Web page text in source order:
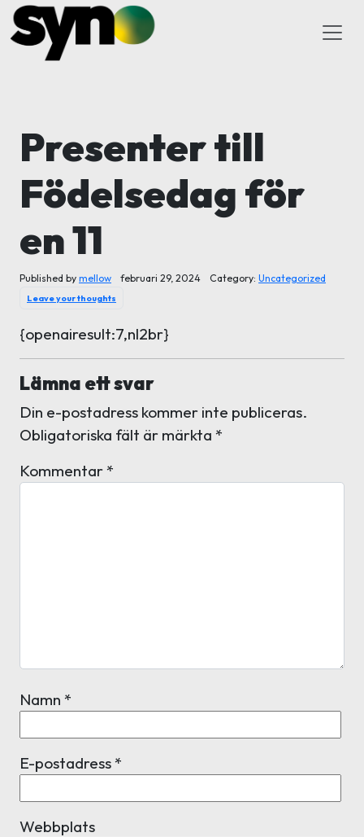
Presenter till
Födelsedag för
en 11
Published by mellow februari 29, 2024 Category: Uncategorized
Leave your thoughts
{openairesult:7,nl2br}
Lämna ett svar
Din e-postadress kommer inte publiceras.
Obligatoriska fält är märkta *
Kommentar*
Namn *
E-postadress*
Webbplats